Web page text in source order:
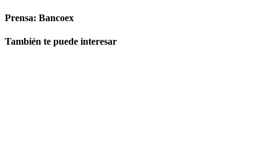
Prensa: Bancoex
También te puede interesar